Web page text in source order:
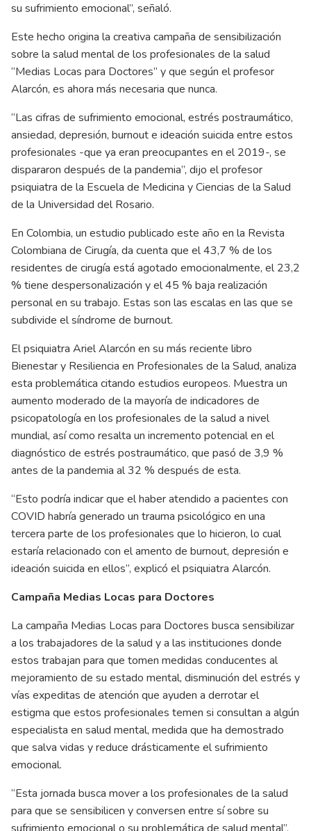
su sufrimiento emocional”, señaló.
Este hecho origina la creativa campaña de sensibilización
sobre la salud mental de los profesionales de la salud
“Medias Locas para Doctores” y que según el profesor
Alarcón, es ahora más necesaria que nunca.
“Las cifras de sufrimiento emocional, estrés postraumático,
ansiedad, depresión, burnout e ideación suicida entre estos
profesionales -que ya eran preocupantes en el 2019-, se
dispararon después de la pandemia”, dijo el profesor
psiquiatra de la Escuela de Medicina y Ciencias de la Salud
de la Universidad del Rosario.
En Colombia, un estudio publicado este año en la Revista
Colombiana de Cirugía, da cuenta que el 43,7 % de los
residentes de cirugía está agotado emocionalmente, el 23,2
% tiene despersonalización y el 45 % baja realización
personal en su trabajo. Estas son las escalas en las que se
subdivide el síndrome de burnout.
El psiquiatra Ariel Alarcón en su más reciente libro
Bienestar y Resiliencia en Profesionales de la Salud, analiza
esta problemática citando estudios europeos. Muestra un
aumento moderado de la mayoría de indicadores de
psicopatología en los profesionales de la salud a nivel
mundial, así como resalta un incremento potencial en el
diagnóstico de estrés postraumático, que pasó de 3,9 %
antes de la pandemia al 32 % después de esta.
“Esto podría indicar que el haber atendido a pacientes con
COVID habría generado un trauma psicológico en una
tercera parte de los profesionales que lo hicieron, lo cual
estaría relacionado con el amento de burnout, depresión e
ideación suicida en ellos”, explicó el psiquiatra Alarcón.
Campaña Medias Locas para Doctores
La campaña Medias Locas para Doctores busca sensibilizar
a los trabajadores de la salud y a las instituciones donde
estos trabajan para que tomen medidas conducentes al
mejoramiento de su estado mental, disminución del estrés y
vías expeditas de atención que ayuden a derrotar el
estigma que estos profesionales temen si consultan a algún
especialista en salud mental, medida que ha demostrado
que salva vidas y reduce drásticamente el sufrimiento
emocional.
“Esta jornada busca mover a los profesionales de la salud
para que se sensibilicen y conversen entre sí sobre su